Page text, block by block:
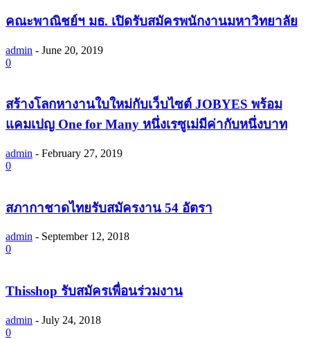
คณะพาณิชย์ฯ มธ. เปิดรับสมัครพนักงานมหาวิทยาลัย
admin - June 20, 2019
0
สร้างโลกหางานใบใหม่กับเว็บไซต์ JOBYES พร้อม
แคมเปญ One for Many หนึ่งเรซูเม่มีค่ากับหนึ่งบาท
admin - February 27, 2019
0
สภากาชาดไทยรับสมัครงาน 54 อัตรา
admin - September 12, 2018
0
Thisshop รับสมัครเพื่อนร่วมงาน
admin - July 24, 2018
0